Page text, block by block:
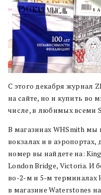
С этого декабря журнал
на сайте, но и купить во
числе, в любимых всеми
В магазинах WHSmith мы
вокзалах и в
номер вы найдете на:
London Bridge, Victoria. И
во-2-м и 5-м терминалах
в магазине Waterstones